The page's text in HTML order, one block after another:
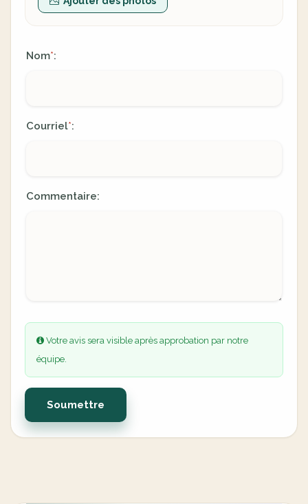
Nom*:
Courriel*:
Commentaire:
Votre avis sera visible après approbation par notre
équipe.
Soumettre